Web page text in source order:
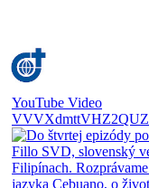
YouTube Video